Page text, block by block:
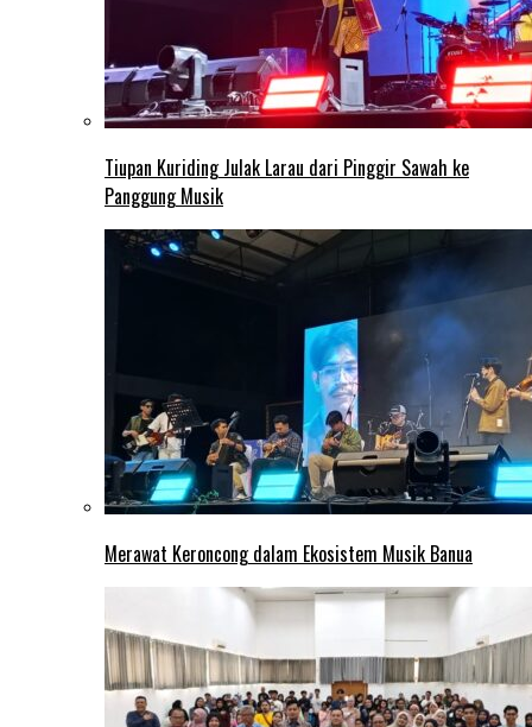
Tiupan Kuriding Julak Larau dari Pinggir Sawah ke
Panggung Musik
Merawat Keroncong dalam Ekosistem Musik Banua